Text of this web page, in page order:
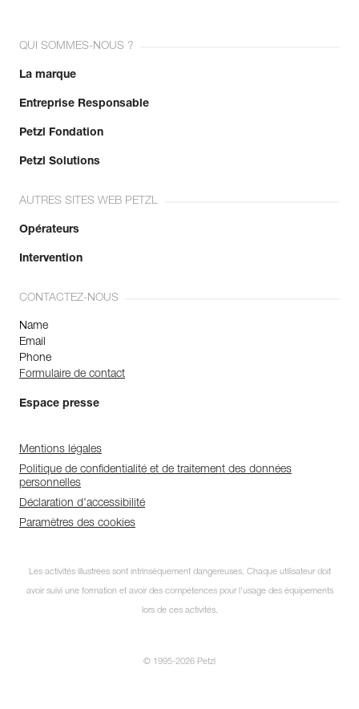
QUI SOMMES-NOUS ?
La marque
Entreprise Responsable
Petzl Fondation
Petzl Solutions
AUTRES SITES WEB PETZL
Opérateurs
Intervention
CONTACTEZ-NOUS
Name
Email
Phone
Formulaire de contact
Espace presse
Mentions légales
Politique de confidentialité et de traitement des données
personnelles
Déclaration d'accessibilité
Paramètres des cookies
Les activités illustrées sont intrinsèquement dangereuses. Chaque utilisateur doit
avoir suivi une formation et avoir des compétences pour l’usage des équipements
lors de ces activités.
© 1995-2026 Petzl